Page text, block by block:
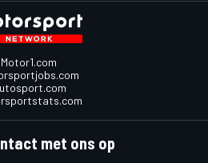
Motor1.com
met ons op